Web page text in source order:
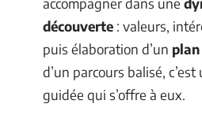
découverte : valeurs,
puis élaboration d’un plan
d’un parcours balisé,
guidée qui s’offre à eux.